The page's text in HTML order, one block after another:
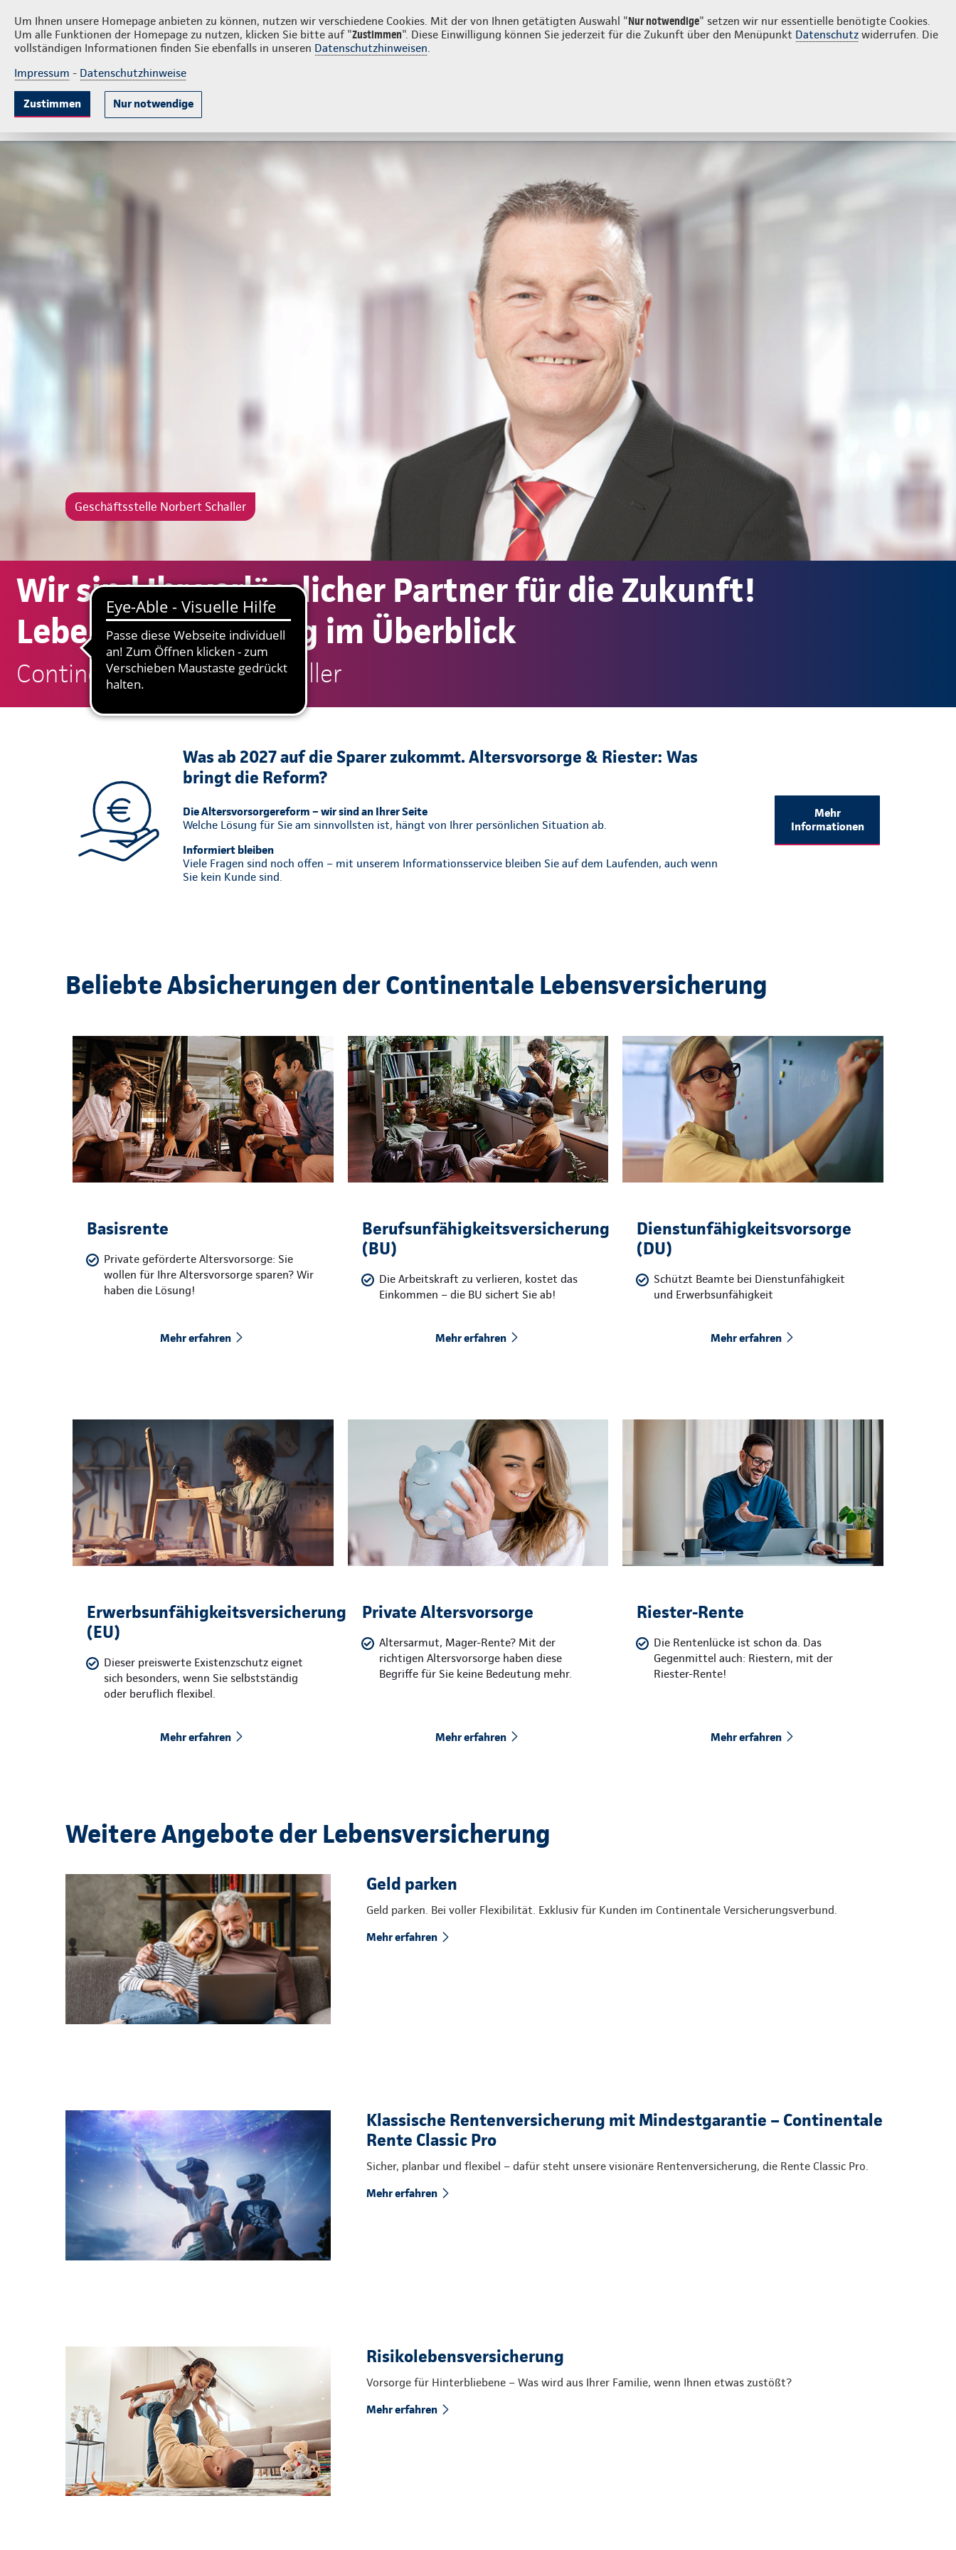
Um Ihnen unsere Homepage anbieten zu können, nutzen wir verschiedene Cookies. Mit der von Ihnen getätigten Auswahl "Nur notwendige" setzen wir nur essentielle benötigte Cookies.
Um alle Funktionen der Homepage zu nutzen, klicken Sie bitte auf "Zustimmen". Diese Einwilligung können Sie jederzeit für die Zukunft über den Menüpunkt Datenschutz widerrufen. Die
vollständigen Informationen finden Sie ebenfalls in unseren Datenschutzhinweisen.
Impressum - Datenschutzhinweise
Zustimmen Nur notwendige
Norbert Schaller PrivatkundenFirmenkunden Login Kontakt 08363 92083
KrankenversicherungLebensversicherung
Geschäftsstelle Norbert Schaller
Wir sind Ihr verlässlicher Partner für die Zukunft!
Lebensversicherung im Überblick
Continentale: Norbert Schaller
Was ab 2027 auf die Sparer zukommt. Altersvorsorge & Riester: Was
bringt die Reform?
Die Altersvorsorgereform – wir sind an Ihrer Seite
Welche Lösung für Sie am sinnvollsten ist, hängt von Ihrer persönlichen Situation ab.
Informiert bleiben
Viele Fragen sind noch offen – mit unserem Informationsservice bleiben Sie auf dem Laufenden, auch wenn
Sie kein Kunde sind.
Mehr
Informationen
Beliebte Absicherungen der Continentale Lebensversicherung
Basisrente
Private geförderte Altersvorsorge: Sie
wollen für Ihre Altersvorsorge sparen? Wir
haben die Lösung!
Mehr erfahren
Berufsunfähigkeitsversicherung
(BU)
Die Arbeitskraft zu verlieren, kostet das
Einkommen – die BU sichert Sie ab!
Mehr erfahren
Dienstunfähigkeitsvorsorge
(DU)
Schützt Beamte bei Dienstunfähigkeit
und Erwerbsunfähigkeit
Mehr erfahren
Erwerbsunfähigkeitsversicherung
(EU)
Dieser preiswerte Existenzschutz eignet
sich besonders, wenn Sie selbstständig
oder beruflich flexibel.
Mehr erfahren
Private Altersvorsorge
Altersarmut, Mager-Rente? Mit der
richtigen Altersvorsorge haben diese
Begriffe für Sie keine Bedeutung mehr.
Mehr erfahren
Riester-Rente
Die Rentenlücke ist schon da. Das
Gegenmittel auch: Riestern, mit der
Riester-Rente!
Mehr erfahren
Weitere Angebote der Lebensversicherung
Geld parken
Geld parken. Bei voller Flexibilität. Exklusiv für Kunden im Continentale Versicherungsverbund.
Mehr erfahren
Klassische Rentenversicherung mit Mindestgarantie – Continentale
Rente Classic Pro
Sicher, planbar und flexibel – dafür steht unsere visionäre Rentenversicherung, die Rente Classic Pro.
Mehr erfahren
Risikolebensversicherung
Vorsorge für Hinterbliebene – Was wird aus Ihrer Familie, wenn Ihnen etwas zustößt?
Mehr erfahren